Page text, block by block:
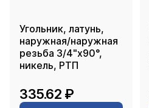
Угольник, латунь,
наружная/наружная
резьба 3/4"х90°,
никель, РТП
335.62 ₽